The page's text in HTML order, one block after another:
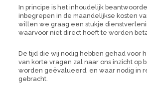
In principe is het inhoudelijk
inbegrepen in de maandelijkse kosten
willen we graag een stukje
waarvoor niet direct hoeft te worden
De tijd die wij nodig hebben gehad voor
van korte vragen zal naar ons inzicht op
worden geëvalueerd, en waar nodig in
gebracht.